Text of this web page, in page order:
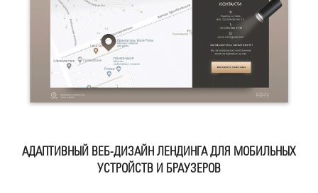
АДАПТИВНЫЙ ВЕБ-ДИЗАЙН ЛЕНДИНГА ДЛЯ МОБИЛЬНЫХ
УСТРОЙСТВ И БРАУЗЕРОВ